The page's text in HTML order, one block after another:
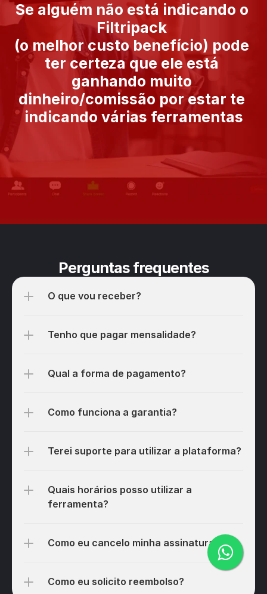
Se alguém não está indicando o
Filtripack
(o melhor custo benefício) pode
ter certeza que ele está
ganhando muito
dinheiro/comissão por estar te
indicando várias ferramentas
Perguntas frequentes
O que vou receber?
Tenho que pagar mensalidade?
Qual a forma de pagamento?
Como funciona a garantia?
Terei suporte para utilizar a plataforma?
Quais horários posso utilizar a
ferramenta?
Como eu cancelo minha assinatura?